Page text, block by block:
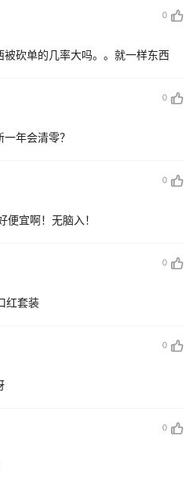
0
被砍单的几率大吗。。就一样东西
0
年会清零？
0
便宜啊！无脑入！
0
红套装
0
0